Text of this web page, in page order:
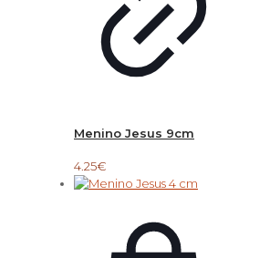
Menino Jesus 9cm
4.25€